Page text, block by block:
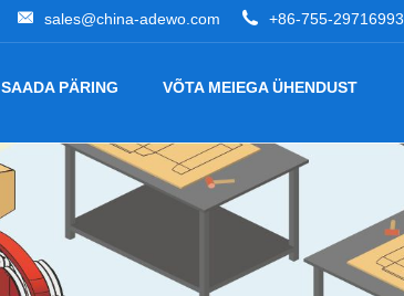
+86-755-29716993
sales@china-adewo.com
SAADA PÄRING VÕTA MEIEGA ÜHENDUST